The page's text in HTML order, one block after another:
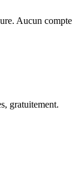
Aucun compte
gratuitement.